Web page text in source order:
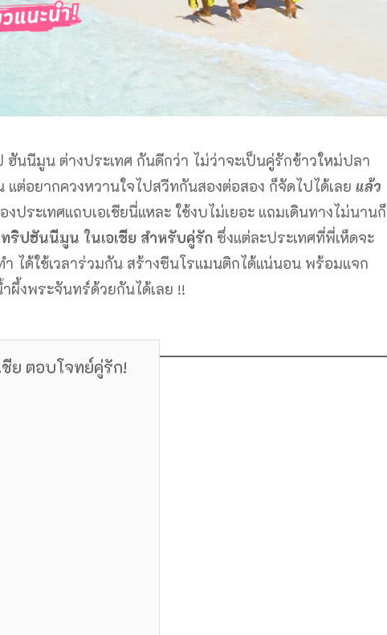
นนีมูน ต่างประเทศ กันดีกว่า ไม่ว่าจะเป็นคู่รักข้าวใหม่ปลา
ต่อยากควงหวานใจไปสวีทกันสองต่อสอง ก็จัดไปได้เลย แล้ว
งประเทศแถบเอเชียนี่แหละ ใช้งบไม่เยอะ แถมเดินทางไม่นานก็
ทริปฮันนีมูน ในเอเชีย สำหรับคู่รัก ซึ่งแต่ละประเทศที่พี่เห็ดจะ
ได้ใช้เวลาร่วมกัน สร้างซีนโรแมนติกได้แน่นอน พร้อมแจก
ผึ้งพระจันทร์ด้วยกันได้เลย !!
ย ตอบโจทย์คู่รัก!